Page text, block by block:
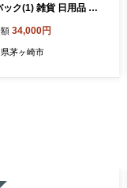
ック(1) 雑貨 日用品 フ
34,000円
茅ヶ崎市